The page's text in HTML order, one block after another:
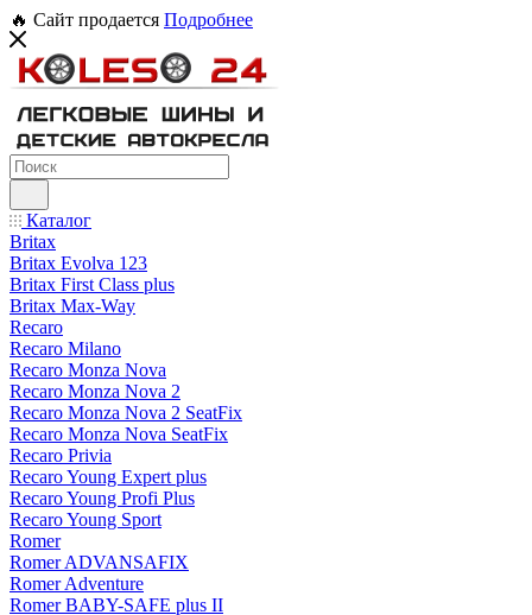
🔥 Сайт продается Подробнее
Каталог
Britax
Britax Evolva 123
Britax First Class plus
Britax Max-Way
Recaro
Recaro Milano
Recaro Monza Nova
Recaro Monza Nova 2
Recaro Monza Nova 2 SeatFix
Recaro Monza Nova SeatFix
Recaro Privia
Recaro Young Expert plus
Recaro Young Profi Plus
Recaro Young Sport
Romer
Romer ADVANSAFIX
Romer Adventure
Romer BABY-SAFE plus II